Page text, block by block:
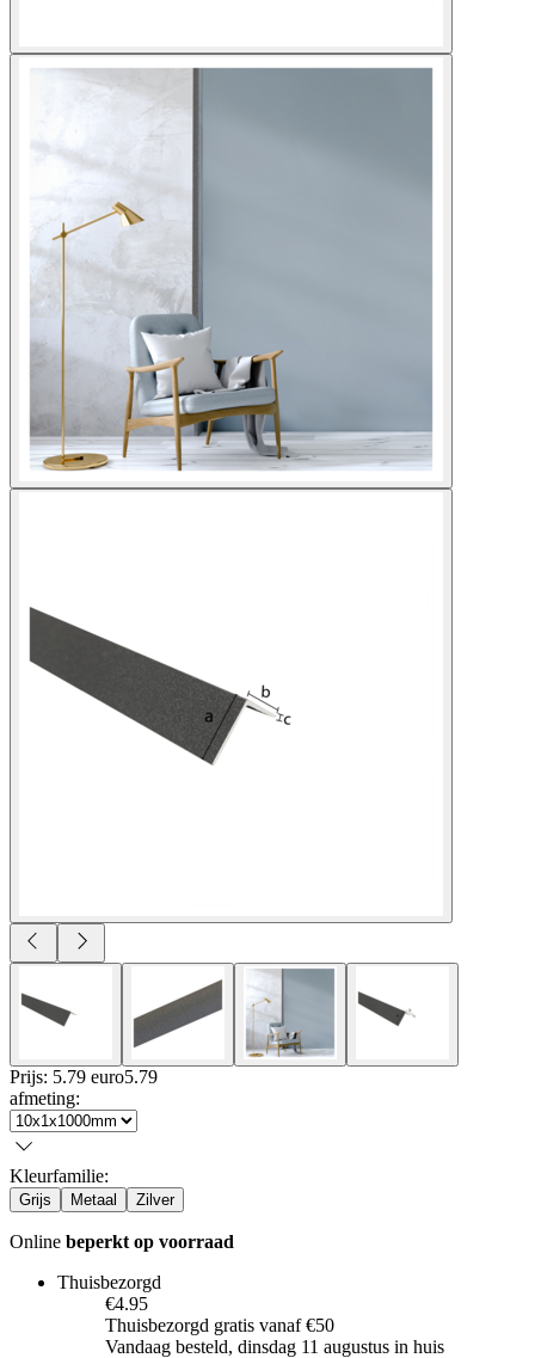
Prijs: 5.79 euro5.79
afmeting:
Kleurfamilie:
Grijs Metaal Zilver
Online beperkt op voorraad
Thuisbezorgd
€4.95
Thuisbezorgd gratis vanaf €50
Vandaag besteld, dinsdag 11 augustus in huis